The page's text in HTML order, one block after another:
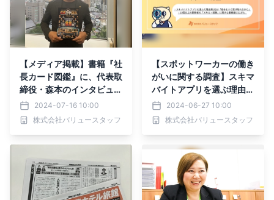
【メディア掲載】書籍『社
長カード図鑑』に、代表取
締役・森本のインタビュー
が掲載されました！
2024-07-16 10:00
株式会社バリュースタッフ
【スポットワーカーの働き
がいに関する調査】スキマ
バイトアプリを選ぶ理由第
1位は「給与をすぐ受け取
れるから」。勤務回数を重
ねるほど「スキル・経験」
2024-06-27 10:00
株式会社バリュースタッフ